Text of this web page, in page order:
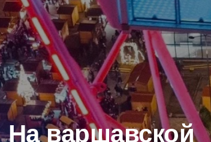
На варшавской